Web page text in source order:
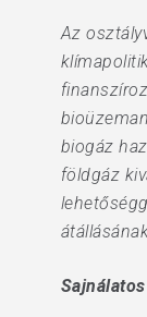
Az
biogáz
földgáz